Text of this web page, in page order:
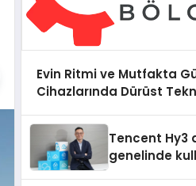
Evin Ritmi ve Mutfakta
Cihazlarında Dürüst
Tencent Hy3
genelinde